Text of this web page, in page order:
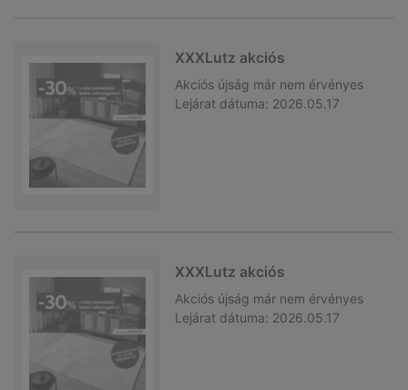
XXXLutz akciós
Akciós újság már nem érvényes
Lejárat dátuma: 2026.05.17
XXXLutz akciós
Akciós újság már nem érvényes
Lejárat dátuma: 2026.05.17